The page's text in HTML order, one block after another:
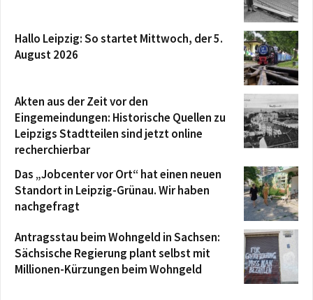
Hallo Leipzig: So startet Mittwoch, der 5.
August 2026
Akten aus der Zeit vor den
Eingemeindungen: Historische Quellen zu
Leipzigs Stadtteilen sind jetzt online
recherchierbar
Das „Jobcenter vor Ort“ hat einen neuen
Standort in Leipzig-Grünau. Wir haben
nachgefragt
Antragsstau beim Wohngeld in Sachsen:
Sächsische Regierung plant selbst mit
Millionen-Kürzungen beim Wohngeld